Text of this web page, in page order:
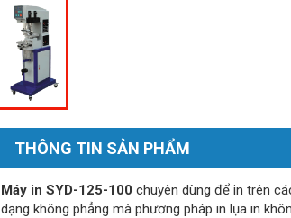
THÔNG TIN SẢN PHẨM
Máy in SYD-125-100 chuyên dùng để in trên
dạng không phẳng mà phương pháp in lụa in